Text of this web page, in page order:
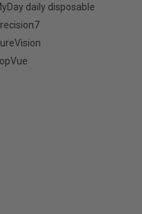
daily disposable